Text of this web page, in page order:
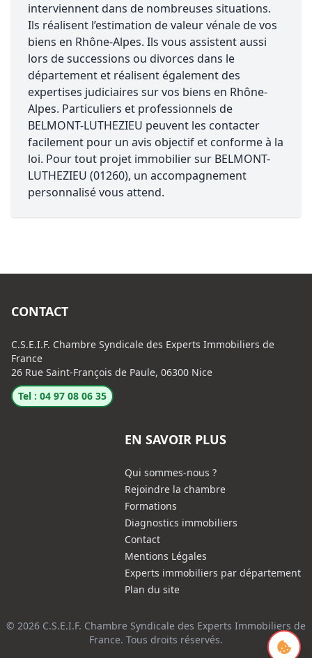
interviennent dans de nombreuses situations.
Ils réalisent l’estimation de valeur vénale de vos
biens en Rhône-Alpes. Ils vous assistent aussi
lors de successions ou divorces dans le
département et réalisent également des
expertises judiciaires sur vos biens en Rhône-
Alpes. Particuliers et professionnels de
BELMONT-LUTHEZIEU peuvent les contacter
facilement pour un avis objectif et conforme à la
loi. Pour tout projet immobilier sur BELMONT-
LUTHEZIEU (01260), un accompagnement
personnalisé vous attend.
CONTACT
C.S.E.I.F. Chambre Syndicale des Experts Immobiliers de
France
26 Rue Saint-François de Paule, 06300 Nice
Tel : 04 97 08 06 35
EN SAVOIR PLUS
Qui sommes-nous ?
Rejoindre la chambre
Formations
Diagnostics immobiliers
Contact
Mentions Légales
Experts immobiliers par département
Plan du site
© 2026 C.S.E.I.F. Chambre Syndicale des Experts Immobiliers de
France. Tous droits réservés.